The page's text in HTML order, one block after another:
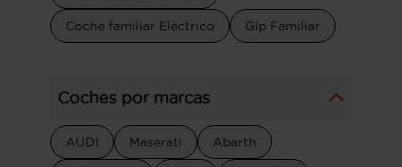
Coche familiar Eléctrico Glp Familiar
Coches por marcas
AUDI Maserati Abarth